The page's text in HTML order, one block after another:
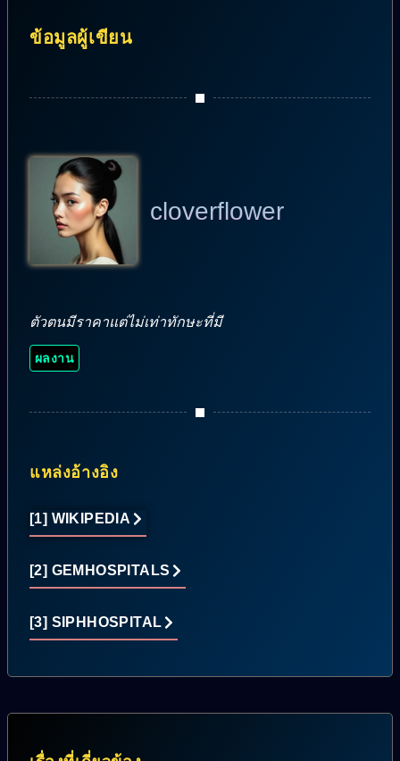
ข้อมูลผู้เขียน
cloverflower
ตัวตนมีราคาแต่ไม่เท่าทักษะที่มี
ผลงาน
แหล่งอ้างอิง
[1] WIKIPEDIA
[2] GEMHOSPITALS
[3] SIPHHOSPITAL